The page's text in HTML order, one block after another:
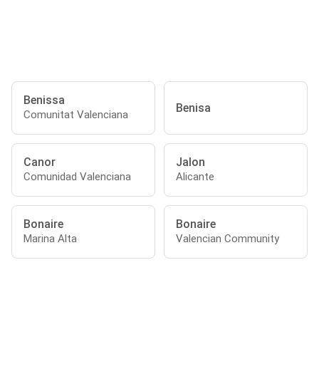
Benissa
Comunitat Valenciana Benisa
Canor
Comunidad Valenciana
Jalon
Alicante
Bonaire
Marina Alta
Bonaire
Valencian Community